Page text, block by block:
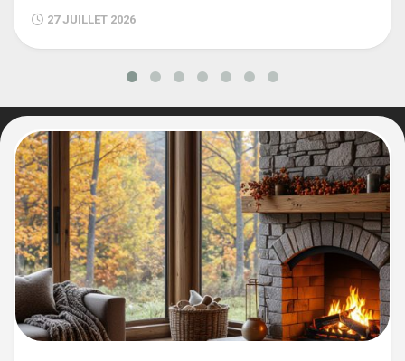
27 JUILLET 2026